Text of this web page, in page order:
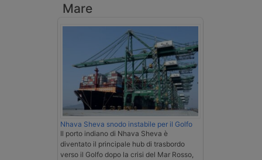
Mare
Nhava Sheva snodo instabile per il Golfo
Il porto indiano di Nhava Sheva è
diventato il principale hub di trasbordo
verso il Golfo dopo la crisi del Mar Rosso,